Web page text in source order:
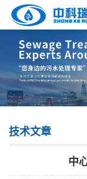
技术文章
中